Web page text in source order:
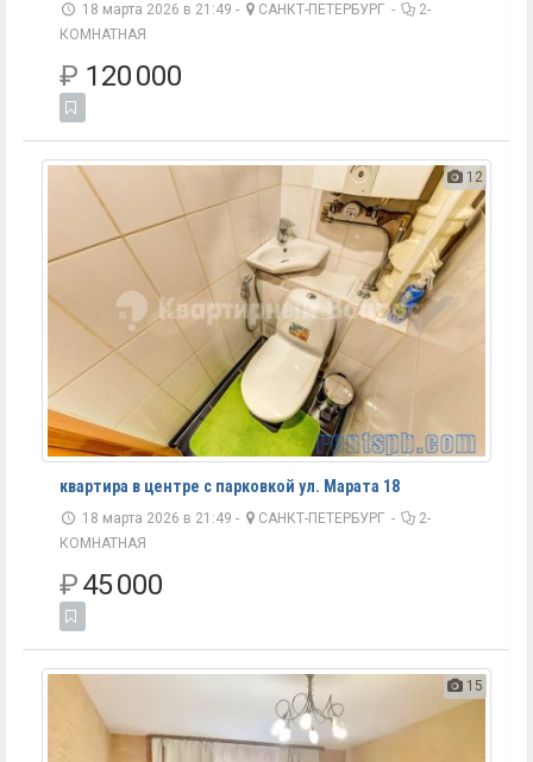
18 марта 2026 в 21:49 - САНКТ-ПЕТЕРБУРГ -
2-
КОМНАТНАЯ
₽ 120 000
12
квартира в центре с парковкой ул. Марата 18
18 марта 2026 в 21:49 - САНКТ-ПЕТЕРБУРГ -
2-
КОМНАТНАЯ
₽45 000
15